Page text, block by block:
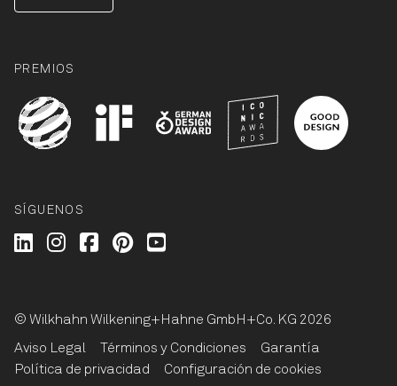
PREMIOS
SÍGUENOS
Wilkhahn @ LinkedIn
Wilkhahn @ Instagram
Wilkhahn @ Facebook
Wilkhahn @ Pinterest
© Wilkhahn Wilkening+Hahne GmbH+Co. KG 2026
Aviso Legal
Términos y Condiciones
Garantía
Política de privacidad
Configuración de cookies